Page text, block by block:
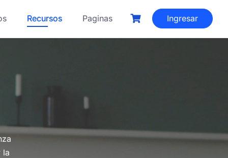
Recursos Paginas Ingresar
la